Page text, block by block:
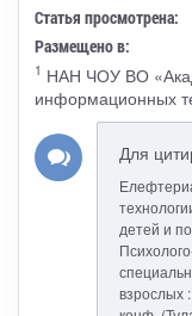
Статья просмотрена:
Размещено в:
1 НАН ЧОУ ВО
информационных
Для
детей и
взрослых